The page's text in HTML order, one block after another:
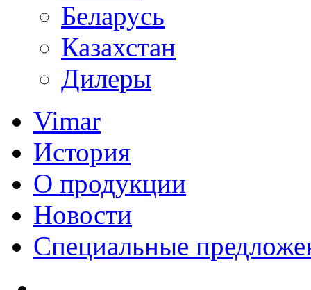
Беларусь
Казахстан
Дилеры
Vimar
История
О продукции
Новости
Специальные